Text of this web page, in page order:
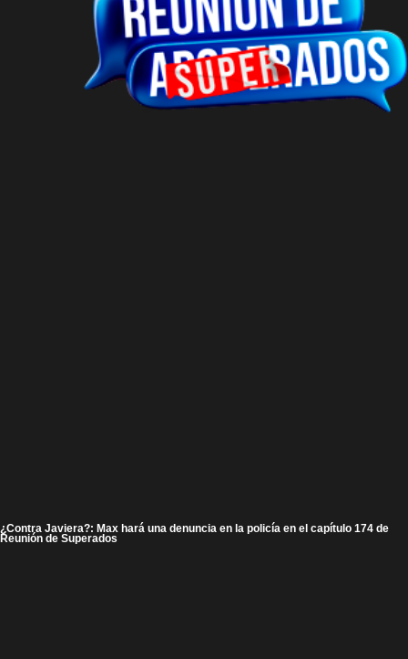
¿Contra Javiera?: Max hará una denuncia en la policía en el capítulo 174 de
Reunión de Superados